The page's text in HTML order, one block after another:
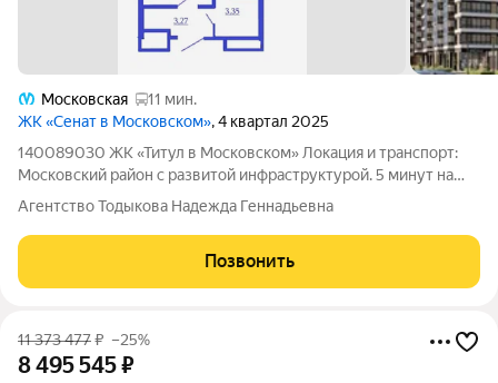
Московская
11 мин.
ЖК «Сенат в Московском», 4 квартал 2025
140089030 ЖК «Титул в Московском» Локация и транспорт:
Московский район с развитой инфраструктурой. 5 минут на
авто до ТРК «Лето», КАД и ЗСД. 15 минут до аэропорта
Пулково, Outlet Village и съезда на скоростной диаметр. 20
Агентство Тодыкова Надежда Геннадьевна
Позвонить
11 373 477₽ –25%
8 495 545₽